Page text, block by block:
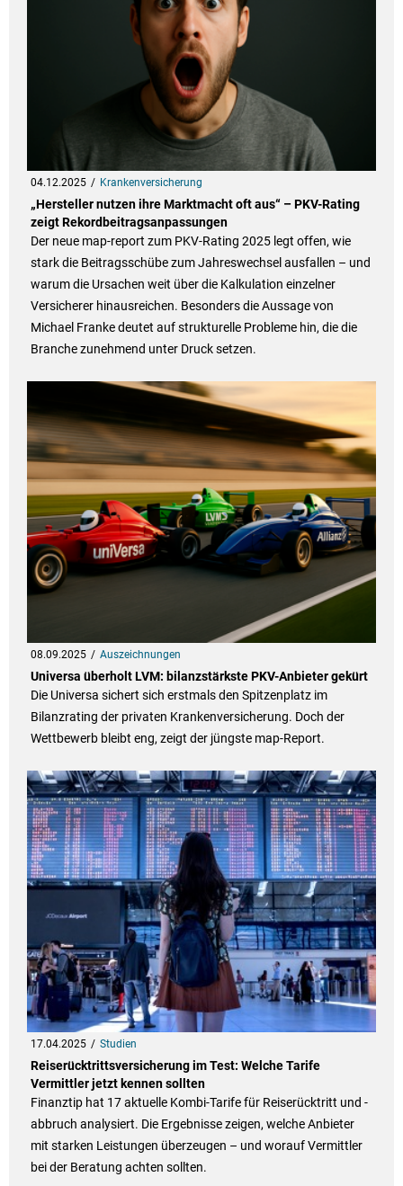
04.12.2025 Krankenversicherung
„Hersteller nutzen ihre Marktmacht oft aus“ – PKV-Rating
zeigt Rekordbeitragsanpassungen
Der neue map-report zum PKV-Rating 2025 legt offen, wie
stark die Beitragsschübe zum Jahreswechsel ausfallen – und
warum die Ursachen weit über die Kalkulation einzelner
Versicherer hinausreichen. Besonders die Aussage von
Michael Franke deutet auf strukturelle Probleme hin, die die
Branche zunehmend unter Druck setzen.
08.09.2025 Auszeichnungen
Universa überholt LVM: bilanzstärkste PKV-Anbieter gekürt
Die Universa sichert sich erstmals den Spitzenplatz im
Bilanzrating der privaten Krankenversicherung. Doch der
Wettbewerb bleibt eng, zeigt der jüngste map-Report.
17.04.2025 Studien
Reiserücktrittsversicherung im Test: Welche Tarife
Vermittler jetzt kennen sollten
Finanztip hat 17 aktuelle Kombi-Tarife für Reiserücktritt und -
abbruch analysiert. Die Ergebnisse zeigen, welche Anbieter
mit starken Leistungen überzeugen – und worauf Vermittler
bei der Beratung achten sollten.